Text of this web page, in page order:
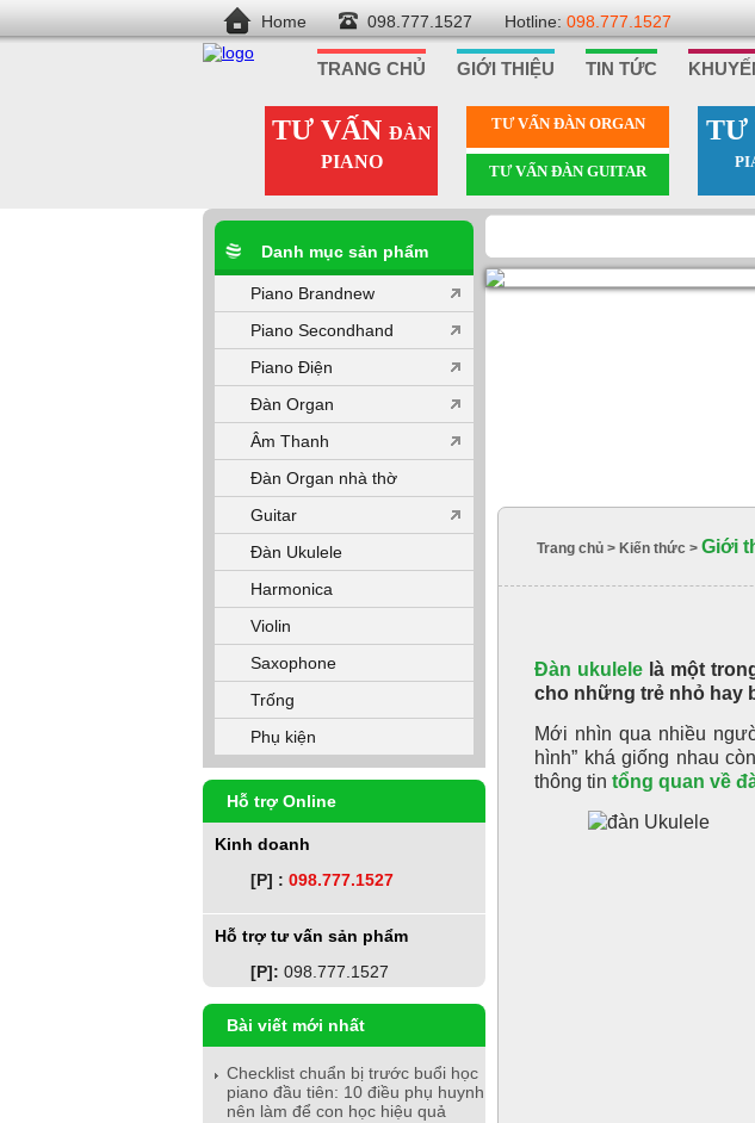
Home 098.777.1527 Hotline: 098.777.1527
TRANG CHỦ GIỚI THIỆU TIN TỨC
TƯ VẤN ĐÀN
PIANO
TƯ VẤN ÐÀN ORGAN
TƯ VẤN ÐÀN GUITAR
TƯ
Danh mục sản phẩm
Piano Brandnew
Piano Secondhand
Piano Điện
Đàn Organ
Âm Thanh
Đàn Organ nhà thờ
Guitar
Đàn Ukulele
Harmonica
Violin
Saxophone
Trống
Phụ kiện
Hỗ trợ Online
Kinh doanh
[P] : 098.777.1527
Hỗ trợ tư vấn sản phẩm
[P]: 098.777.1527
Bài viết mới nhất
Checklist chuẩn bị trước buổi học
piano đầu tiên: 10 điều phụ huynh
nên làm để con học hiệu quả
Trang chủ > Kiến thức > Giới
Đàn ukulele là một
cho những trẻ nhỏ hay
Mới nhìn qua nhiều
hình” khá giống nhau
thông tin tổng quan về